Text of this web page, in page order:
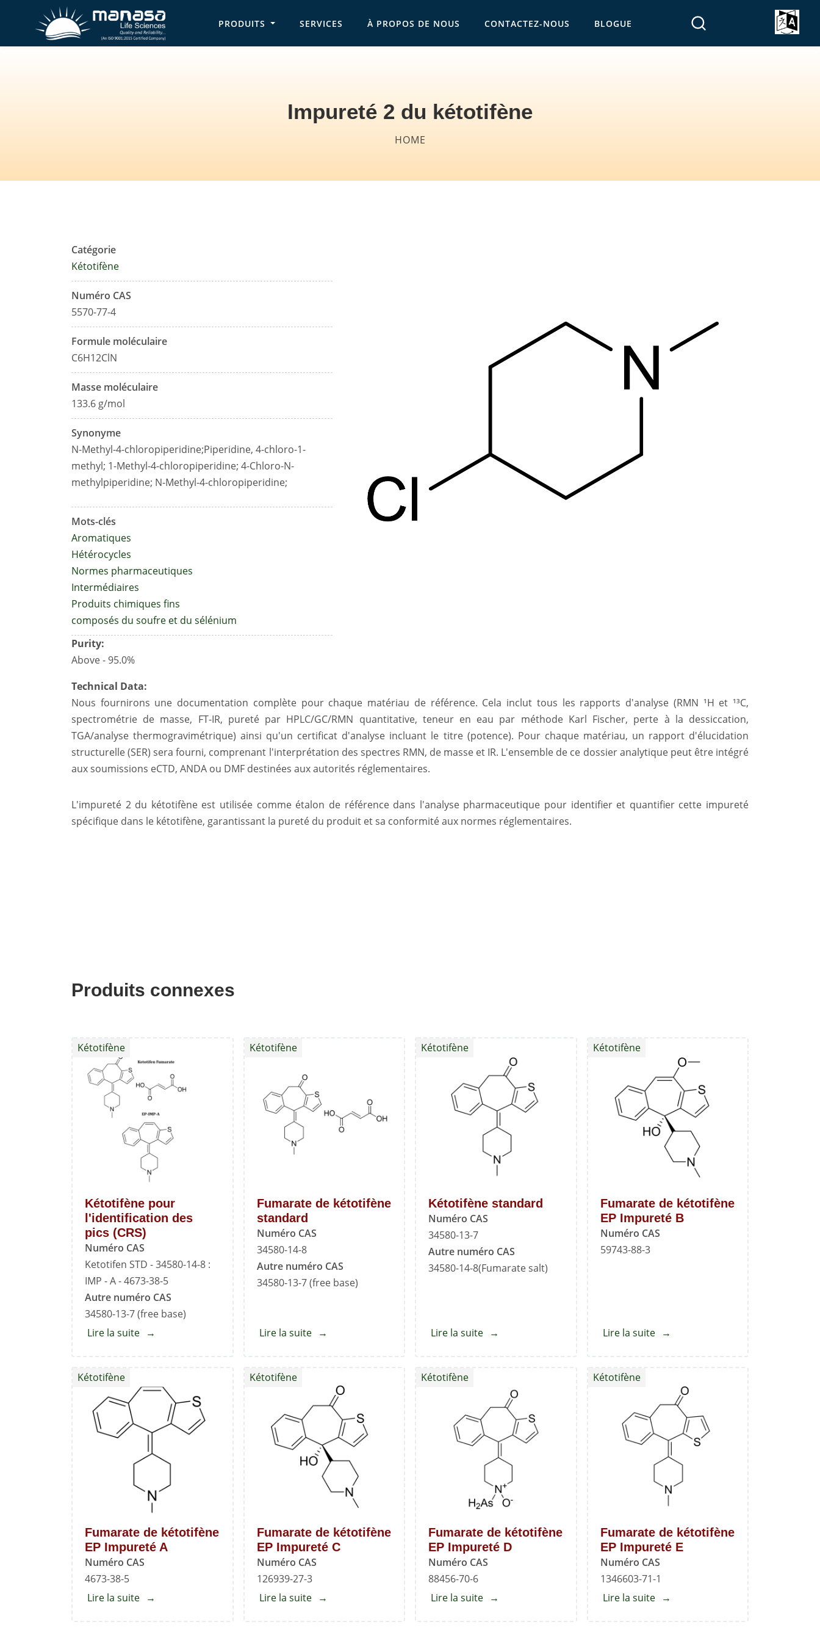
Main navigation
PRODUITS SERVICES À PROPOS DE NOUS CONTACTEZ-NOUS BLOGUE
Impureté 2 du kétotifène
BreadcrumbHOME
Catégorie
Kétotifène
Numéro CAS
5570-77-4
Formule moléculaire
C6H12ClN
Masse moléculaire
133.6 g/mol
Synonyme
N-Methyl-4-chloropiperidine;Piperidine, 4-chloro-1-
methyl; 1-Methyl-4-chloropiperidine; 4-Chloro-N-
methylpiperidine; N-Methyl-4-chloropiperidine;
Mots-clés
Aromatiques
Hétérocycles
Normes pharmaceutiques
Intermédiaires
Produits chimiques fins
composés du soufre et du sélénium
Purity:
Above - 95.0%
Technical Data:
Nous fournirons une documentation complète pour chaque matériau de référence. Cela inclut tous les rapports d'analyse (RMN ¹H et ¹³C,
spectrométrie de masse, FT-IR, pureté par HPLC/GC/RMN quantitative, teneur en eau par méthode Karl Fischer, perte à la dessiccation,
TGA/analyse thermogravimétrique) ainsi qu'un certificat d'analyse incluant le titre (potence). Pour chaque matériau, un rapport d'élucidation
structurelle (SER) sera fourni, comprenant l'interprétation des spectres RMN, de masse et IR. L'ensemble de ce dossier analytique peut être intégré
aux soumissions eCTD, ANDA ou DMF destinées aux autorités réglementaires.
L'impureté 2 du kétotifène est utilisée comme étalon de référence dans l'analyse pharmaceutique pour identifier et quantifier cette impureté
spécifique dans le kétotifène, garantissant la pureté du produit et sa conformité aux normes réglementaires.
Produits connexes
Kétotifène pour
l'identification des
pics (CRS)
Numéro CAS
Ketotifen STD - 34580-14-8 :
IMP - A - 4673-38-5
Autre numéro CAS
34580-13-7 (free base)
Kétotifène
Lire la suite about
(CRS)
Fumarate de kétotifène
standard
Numéro CAS
34580-14-8
Autre numéro CAS
34580-13-7 (free base)
Kétotifène
Lire la suiteabout
kétotifène
standard
Kétotifène standard
Numéro CAS
34580-13-7
Autre numéro CAS
34580-14-8(Fumarate salt)
Kétotifène
Lire la suite about
Fumarate de kétotifène
EP Impureté B
Numéro CAS
59743-88-3
Kétotifène
Lire la suiteabout
Impureté
B
Fumarate de kétotifène
EP Impureté A
Numéro CAS
4673-38-5
Kétotifène
Lire la suite about
Fumarate de kétotifène
EP Impureté C
Numéro CAS
126939-27-3
Kétotifène
Lire la suiteabout
Fumarate de kétotifène
EP Impureté D
Numéro CAS
88456-70-6
Kétotifène
Lire la suite about
Fumarate de kétotifène
EP Impureté E
Numéro CAS
1346603-71-1
Kétotifène
Lire la suiteabout